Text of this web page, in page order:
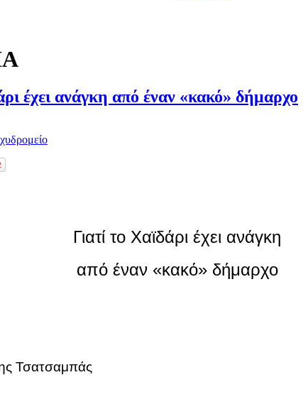
έχει ανάγκη από έναν «κακό» δήμαρχο
Γιατί το Χαϊδάρι έχει ανάγκη
από έναν «κακό» δήμαρχο
Τσατσαμπάς